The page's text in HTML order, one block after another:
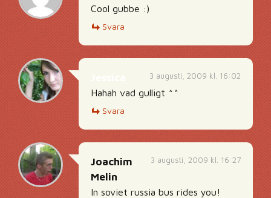
Cool gubbe :)
Svara
3 augusti, 2009 kl. 16:02
Hahah vad gulligt ^^
Svara
3 augusti, 2009 kl. 16:27
Joachim
Melin
In soviet russia bus rides you!